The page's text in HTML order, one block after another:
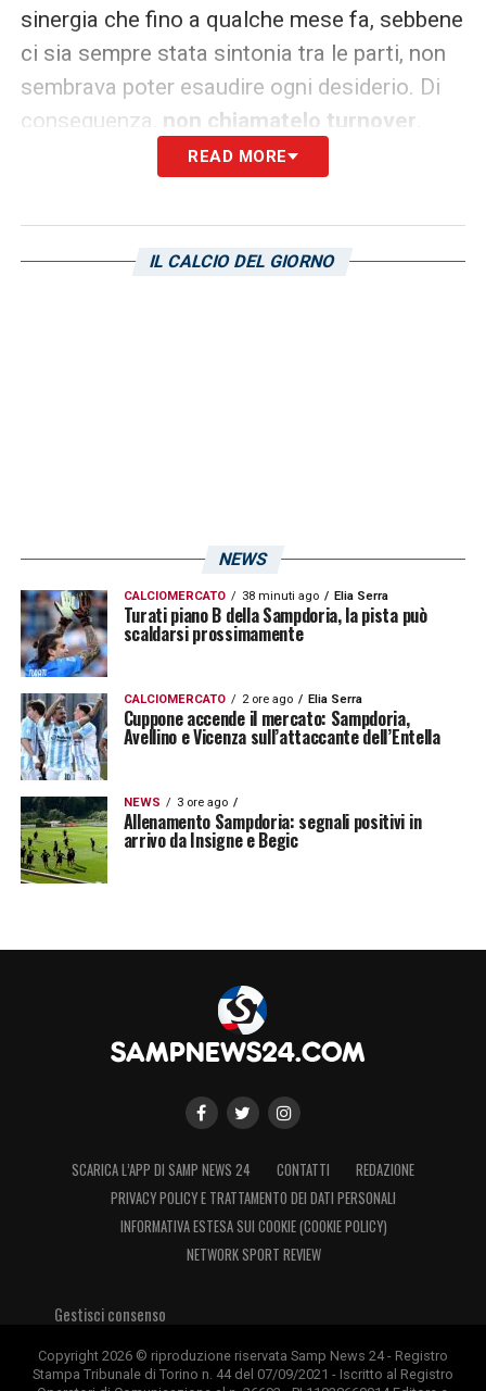
sinergia che fino a qualche mese fa, sebbene
ci sia sempre stata sintonia tra le parti, non
sembrava poter esaudire ogni desiderio. Di
conseguenza, non chiamatelo turnover
READ MORE
IL CALCIO DEL GIORNO
NEWS
CALCIOMERCATO 38 minuti ago Elia Serra
Turati piano B della Sampdoria, la pista può
scaldarsi prossimamente
CALCIOMERCATO 2 ore ago Elia Serra
Cuppone accende il mercato: Sampdoria,
Avellino e Vicenza sull’attaccante dell’Entella
NEWS 3 ore ago
Allenamento Sampdoria: segnali positivi in
arrivo da Insigne e Begic
SCARICA L’APP DI SAMP NEWS 24 CONTATTI
REDAZIONE
PRIVACY POLICY E TRATTAMENTO DEI DATI PERSONALI
INFORMATIVA ESTESA SUI COOKIE (COOKIE POLICY)
NETWORK SPORT REVIEW
Gestisci consenso
Copyright 2026 © riproduzione riservata Samp News 24 - Registro
Stampa Tribunale di Torino n. 44 del 07/09/2021 - Iscritto al Registro